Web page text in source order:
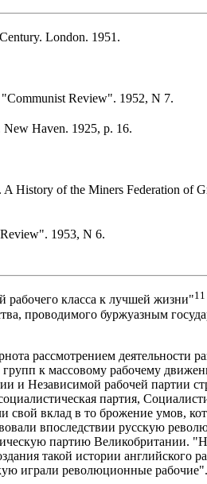
London. 1951.
Review". 1952, N 7.
Haven. 1925, p. 16.
A History of the Miners Federation of
1953, N 6.
класса к лучшей жизни"11
проводимого буржуазным
рассмотрением деятельности
к массовому рабочему
и Независимой рабочей партии
партия,
свой вклад в то брожение умов,
впоследствии русскую
партию Великобритании.
такой истории английского
играли революционные рабочие".